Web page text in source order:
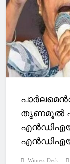
തൃണമൂല്‍
Witness Desk